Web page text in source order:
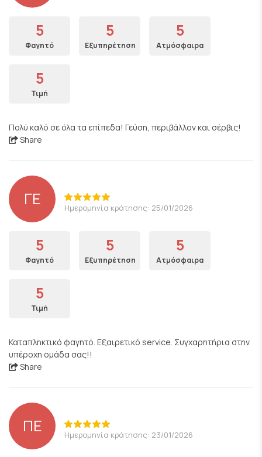
5
Φαγητό
5
Εξυπηρέτηση
5
Ατμόσφαιρα
5
Τιμή
Πολύ καλό σε όλα τα επίπεδα! Γεύση, περιβάλλον και σέρβις!
Share
ΓΕ Ημερομηνία κράτησης: 25/01/2026
5
Φαγητό
5
Εξυπηρέτηση
5
Ατμόσφαιρα
5
Τιμή
Καταπληκτικό φαγητό. Εξαιρετικό service. Συγχαρητήρια στην
υπέροχη ομάδα σας!!
Share
ΠΕ Ημερομηνία κράτησης: 23/01/2026